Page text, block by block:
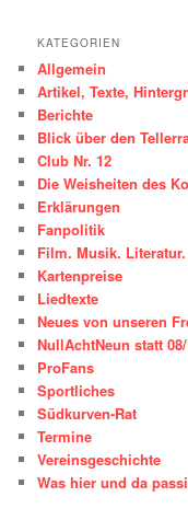
KATEGORIEN
Allgemein
Artikel, Texte,
Berichte
Blick über den
Club Nr. 12
Die Weisheiten des
Erklärungen
Fanpolitik
Film. Musik. Literatur.
Kartenpreise
Liedtexte
Neues von unseren
NullAchtNeun statt
ProFans
Sportliches
Südkurven-Rat
Termine
Vereinsgeschichte
Was hier und da